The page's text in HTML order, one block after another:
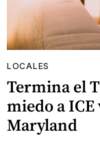
LOCALES
Termina el
miedo a ICE
Maryland